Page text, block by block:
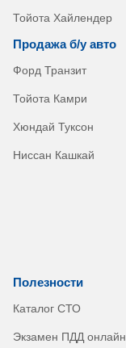
Тойота Хайлендер
Продажа б/у авто
Форд Транзит
Тойота Камри
Хюндай Туксон
Ниссан Кашкай
Полезности
Каталог СТО
Экзамен ПДД онлайн